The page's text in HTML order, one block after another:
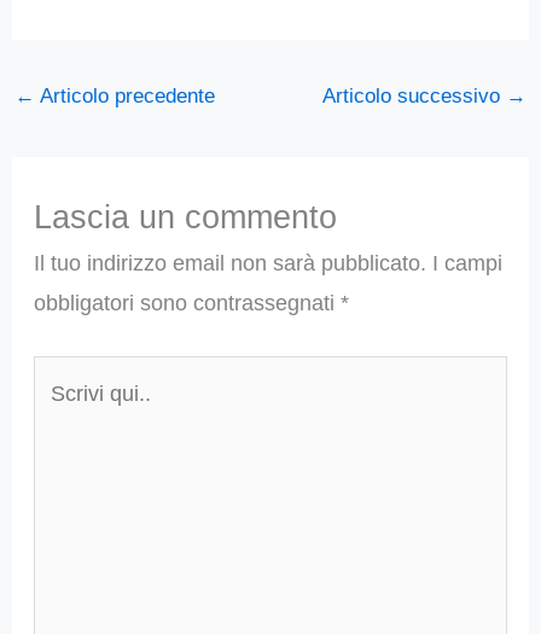
← Articolo precedente Articolo successivo →
Lascia un commento
Il tuo indirizzo email non sarà pubblicato. I campi
obbligatori sono contrassegnati *